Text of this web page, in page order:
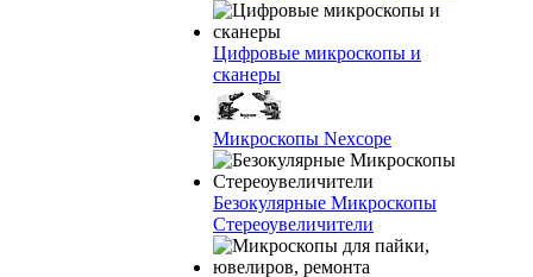
Цифровые микроскопы и
сканеры
Микроскопы Nexcope
Безокулярные Микроскопы
Стереоувеличители